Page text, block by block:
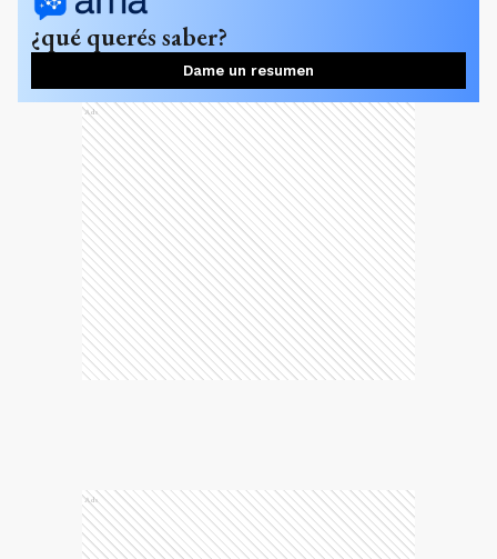
¿qué querés saber?
Dame un resumen
Ads
Ads